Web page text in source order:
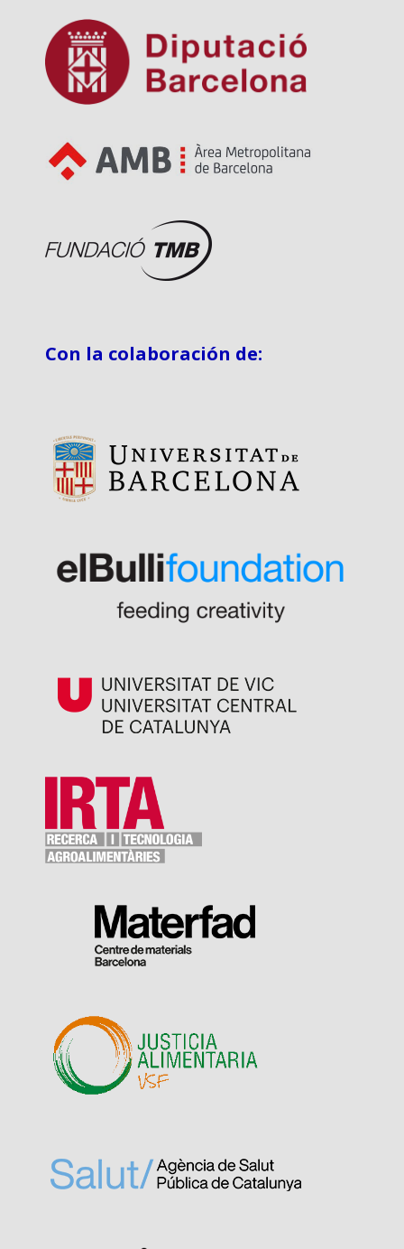
Con la colaboración de: